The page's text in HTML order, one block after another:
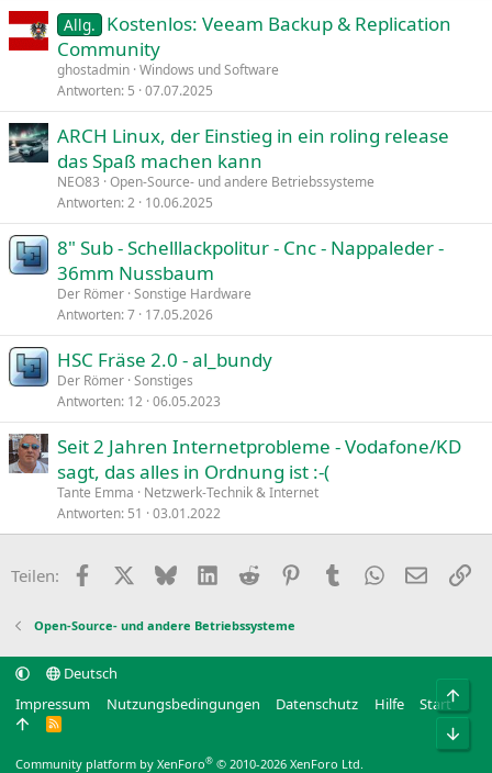
Verdana
Allg.
Kostenlos: Veeam Backup & Replication
Community
ghostadmin Windows und Software
Antworten 5 07.07.2025
ARCH Linux, der Einstieg in ein roling release
das Spaß machen kann
NEO83 Open-Source- und andere Betriebssysteme
Antworten 2 10.06.2025
8" Sub - Schelllackpolitur - Cnc - Nappaleder -
36mm Nussbaum
Der Römer Sonstige Hardware
Antworten 7 17.05.2026
HSC Fräse 2.0 - al_bundy
Der Römer Sonstiges
Antworten 12 06.05.2023
Seit 2 Jahren Internetprobleme - Vodafone/KD
sagt, das alles in Ordnung ist :-(
Tante Emma
Netzwerk-Technik & Internet
Antworten 51 03.01.2022
Teilen: Facebook BlueskyLinkedIn
Reddit PinterestTumblr WhatsApp
E-Mail
Open-Source- und andere Betriebssysteme
Deutsch
Impressum
Nutzungsbedingungen Datenschutz Hilfe Start
R
Community platform by XenForo® © 2010-2026 XenForo Ltd.